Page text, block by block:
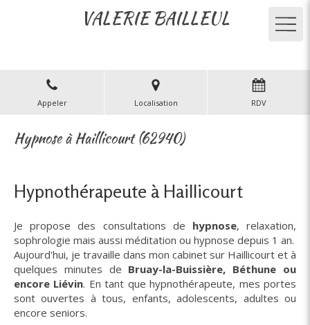
VALERIE BAILLEUL
Appeler Localisation RDV
Hypnose à Haillicourt (62940)
Hypnothérapeute à Haillicourt
Je propose des consultations de hypnose, relaxation,
sophrologie mais aussi méditation ou hypnose depuis 1 an.
Aujourd'hui, je travaille dans mon cabinet sur Haillicourt et à
quelques minutes de Bruay-la-Buissière, Béthune ou
encore Liévin. En tant que hypnothérapeute, mes portes
sont ouvertes à tous, enfants, adolescents, adultes ou
encore seniors.